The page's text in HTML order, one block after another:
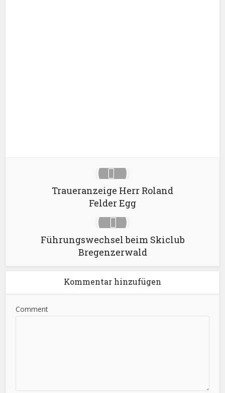
Traueranzeige Herr Roland
Felder Egg
Führungswechsel beim Skiclub
Bregenzerwald
Kommentar hinzufügen
Comment